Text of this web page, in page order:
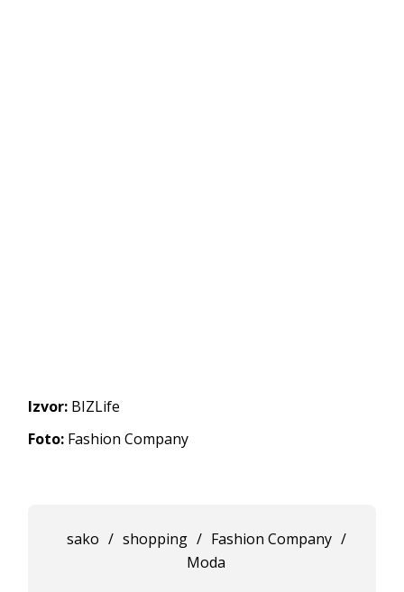
Izvor: BIZLife
Foto: Fashion Company
sako / shopping / Fashion Company /
Moda